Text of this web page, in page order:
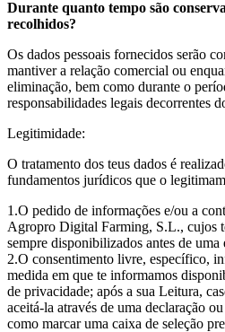
Durante quanto tempo são
recolhidos?
Os dados pessoais fornecidos serão
mantiver a relação comercial ou
eliminação, bem como durante o
responsabilidades legais decorrentes
Legitimidade:
O tratamento dos teus dados é
fundamentos jurídicos que o
O pedido de informações e/ou a
Agropro Digital Farming, S.L., cujos
sempre disponibilizados antes de uma
O consentimento livre, específico,
medida em que te informamos
de privacidade; após a sua Leitura,
aceitá-la através de uma declaração
como marcar uma caixa de seleção